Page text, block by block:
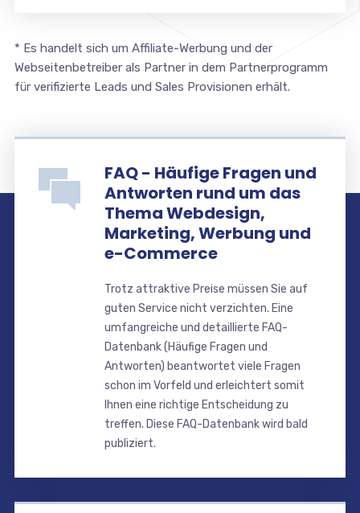
* Es handelt sich um Affiliate-Werbung und der
Webseitenbetreiber als Partner in dem Partnerprogramm
für verifizierte Leads und Sales Provisionen erhält.
FAQ - Häufige Fragen und
Antworten rund um das
Thema Webdesign,
Marketing, Werbung und
e-Commerce
Trotz attraktive Preise müssen Sie auf
guten Service nicht verzichten. Eine
umfangreiche und detaillierte FAQ-
Datenbank (Häufige Fragen und
Antworten) beantwortet viele Fragen
schon im Vorfeld und erleichtert somit
Ihnen eine richtige Entscheidung zu
treffen. Diese FAQ-Datenbank wird bald
publiziert.